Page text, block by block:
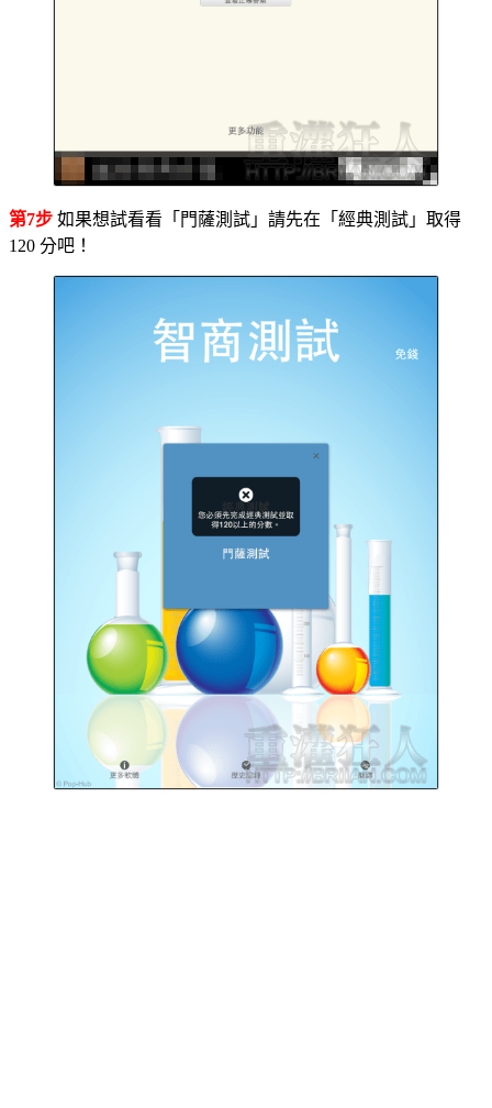
第7步 如果想試看看「門薩測試」請先在「經典測試」取得
120 分吧！